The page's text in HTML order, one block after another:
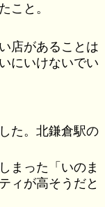
こと。
店があることは
にいけないでい
た。北鎌倉駅の
まった「いのま
ィが高そうだと